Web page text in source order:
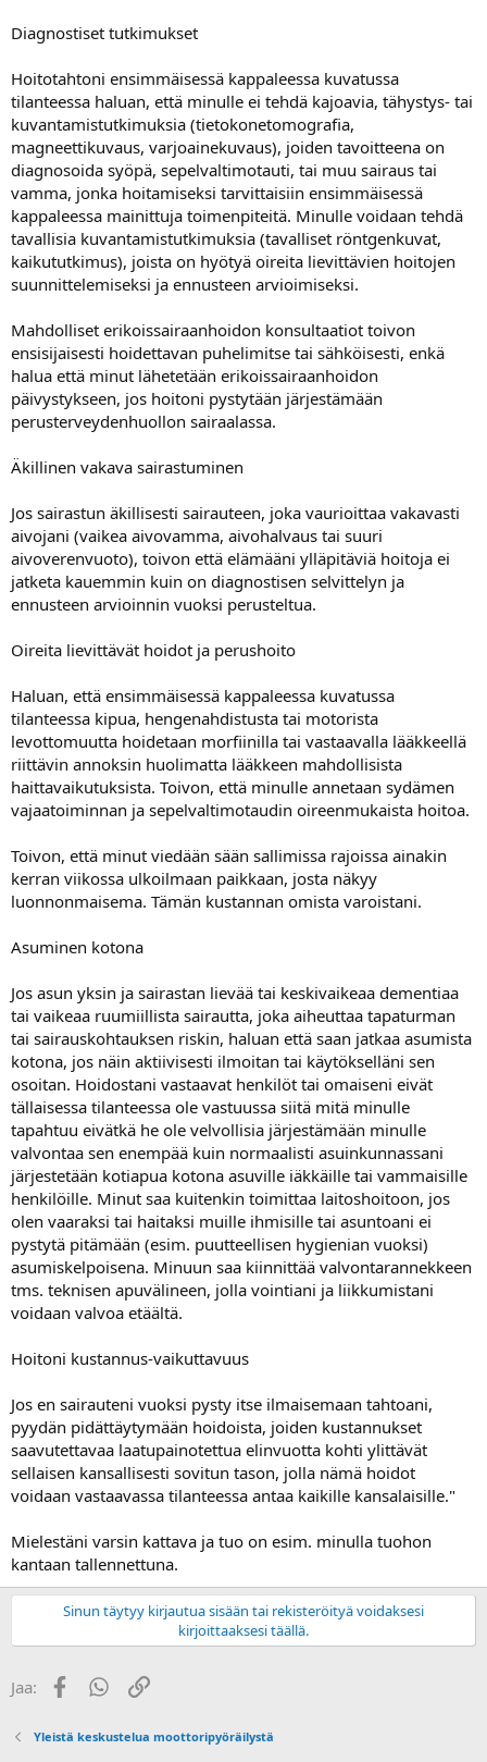
Diagnostiset tutkimukset
Hoitotahtoni ensimmäisessä kappaleessa kuvatussa
tilanteessa haluan, että minulle ei tehdä kajoavia, tähystys- tai
kuvantamistutkimuksia (tietokonetomografia,
magneettikuvaus, varjoainekuvaus), joiden tavoitteena on
diagnosoida syöpä, sepelvaltimotauti, tai muu sairaus tai
vamma, jonka hoitamiseksi tarvittaisiin ensimmäisessä
kappaleessa mainittuja toimenpiteitä. Minulle voidaan tehdä
tavallisia kuvantamistutkimuksia (tavalliset röntgenkuvat,
kaikututkimus), joista on hyötyä oireita lievittävien hoitojen
suunnittelemiseksi ja ennusteen arvioimiseksi.
Mahdolliset erikoissairaanhoidon konsultaatiot toivon
ensisijaisesti hoidettavan puhelimitse tai sähköisesti, enkä
halua että minut lähetetään erikoissairaanhoidon
päivystykseen, jos hoitoni pystytään järjestämään
perusterveydenhuollon sairaalassa.
Äkillinen vakava sairastuminen
Jos sairastun äkillisesti sairauteen, joka vaurioittaa vakavasti
aivojani (vaikea aivovamma, aivohalvaus tai suuri
aivoverenvuoto), toivon että elämääni ylläpitäviä hoitoja ei
jatketa kauemmin kuin on diagnostisen selvittelyn ja
ennusteen arvioinnin vuoksi perusteltua.
Oireita lievittävät hoidot ja perushoito
Haluan, että ensimmäisessä kappaleessa kuvatussa
tilanteessa kipua, hengenahdistusta tai motorista
levottomuutta hoidetaan morfiinilla tai vastaavalla lääkkeellä
riittävin annoksin huolimatta lääkkeen mahdollisista
haittavaikutuksista. Toivon, että minulle annetaan sydämen
vajaatoiminnan ja sepelvaltimotaudin oireenmukaista hoitoa.
Toivon, että minut viedään sään sallimissa rajoissa ainakin
kerran viikossa ulkoilmaan paikkaan, josta näkyy
luonnonmaisema. Tämän kustannan omista varoistani.
Asuminen kotona
Jos asun yksin ja sairastan lievää tai keskivaikeaa dementiaa
tai vaikeaa ruumiillista sairautta, joka aiheuttaa tapaturman
tai sairauskohtauksen riskin, haluan että saan jatkaa asumista
kotona, jos näin aktiivisesti ilmoitan tai käytökselläni sen
osoitan. Hoidostani vastaavat henkilöt tai omaiseni eivät
tällaisessa tilanteessa ole vastuussa siitä mitä minulle
tapahtuu eivätkä he ole velvollisia järjestämään minulle
valvontaa sen enempää kuin normaalisti asuinkunnassani
järjestetään kotiapua kotona asuville iäkkäille tai vammaisille
henkilöille. Minut saa kuitenkin toimittaa laitoshoitoon, jos
olen vaaraksi tai haitaksi muille ihmisille tai asuntoani ei
pystytä pitämään (esim. puutteellisen hygienian vuoksi)
asumiskelpoisena. Minuun saa kiinnittää valvontarannekkeen
tms. teknisen apuvälineen, jolla vointiani ja liikkumistani
voidaan valvoa etäältä.
Hoitoni kustannus-vaikuttavuus
Jos en sairauteni vuoksi pysty itse ilmaisemaan tahtoani,
pyydän pidättäytymään hoidoista, joiden kustannukset
saavutettavaa laatupainotettua elinvuotta kohti ylittävät
sellaisen kansallisesti sovitun tason, jolla nämä hoidot
voidaan vastaavassa tilanteessa antaa kaikille kansalaisille."
Mielestäni varsin kattava ja tuo on esim. minulla tuohon
kantaan tallennettuna.
Sinun täytyy kirjautua sisään tai rekisteröityä voidaksesi
kirjoittaaksesi täällä.
Jaa: FacebookWhatsApp
Linkki
Yleistä keskustelua moottoripyöräilystä